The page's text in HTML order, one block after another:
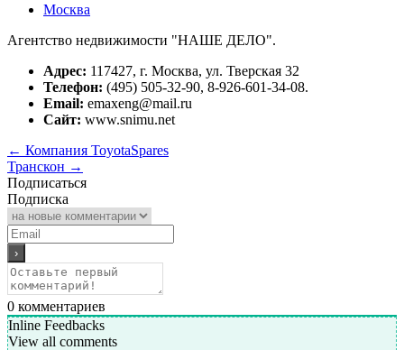
Москва
Агентство недвижимости "НАШЕ ДЕЛО".
Адрес: 117427, г. Москва, ул. Тверская 32
Телефон: (495) 505-32-90, 8-926-601-34-08.
Email: emaxeng@mail.ru
Сайт: www.snimu.net
← Компания ToyotaSpares
Транскон →
Подписаться
Подписка
0 комментариев
Inline Feedbacks
View all comments